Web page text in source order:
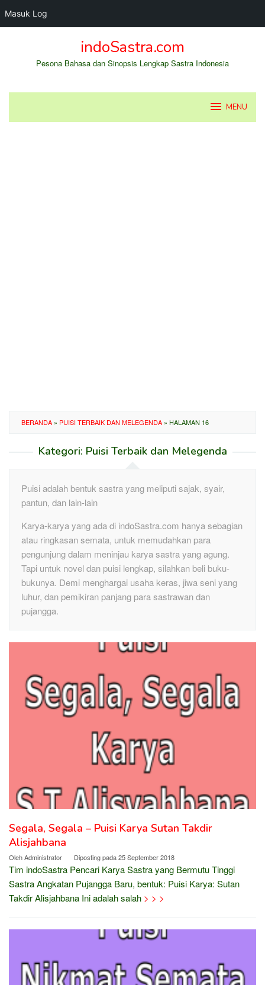
Masuk Log
indoSastra.com
Pesona Bahasa dan Sinopsis Lengkap Sastra Indonesia
MENU
BERANDA » PUISI TERBAIK DAN MELEGENDA » HALAMAN 16
Kategori: Puisi Terbaik dan Melegenda
Puisi adalah bentuk sastra yang meliputi sajak, syair,
pantun, dan lain-lain
Karya-karya yang ada di indoSastra.com hanya sebagian
atau ringkasan semata, untuk memudahkan para
pengunjung dalam meninjau karya sastra yang agung.
Tapi untuk novel dan puisi lengkap, silahkan beli buku-
bukunya. Demi menghargai usaha keras, jiwa seni yang
luhur, dan pemikiran panjang para sastrawan dan
pujangga.
Segala, Segala – Puisi Karya Sutan Takdir
Alisjahbana
OlehAdministrator Diposting pada25 September 2018
Tim indoSastra Pencari Karya Sastra yang Bermutu Tinggi
Sastra Angkatan Pujangga Baru, bentuk: Puisi Karya: Sutan
Takdir Alisjahbana Ini adalah salah > > >